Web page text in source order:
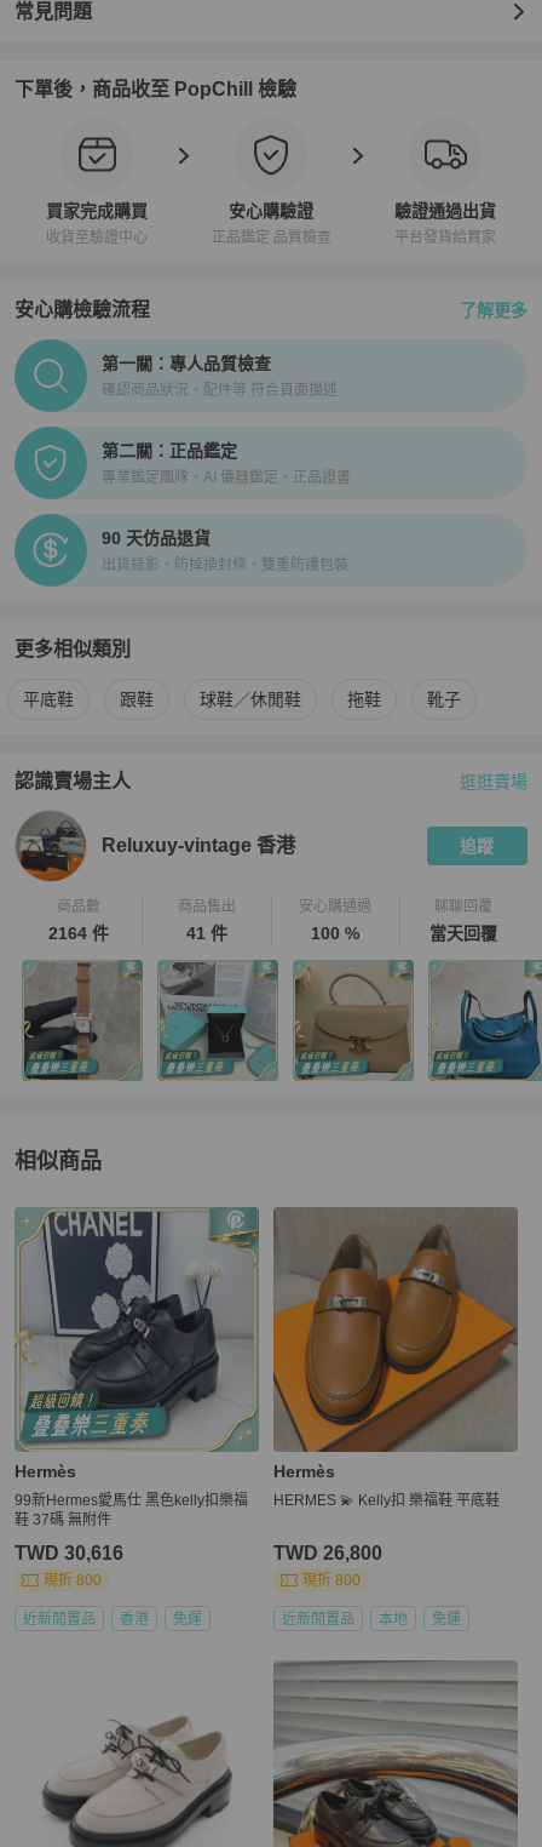
常見問題
下單後，商品收至 PopChill 檢驗
買家完成購買
收貨至驗證中心
安心購驗證
正品鑑定 品質檢查
驗證通過出貨
平台發貨給買家
安心購檢驗流程 了解更多
PopChill拍拍圈正品驗證、安心購檢驗流程介紹
第一關：專人品質檢查
確認商品狀況、配件等 符合頁面描述
第二關：正品鑑定
專業鑑定團隊、AI 儀器鑑定、正品證書
90 天仿品退貨
出貨錄影、防掉換封條、雙重防護包裝
更多相似類別
更多Hermès 女鞋相似商品推薦
平底鞋 跟鞋 球鞋／休閒鞋 拖鞋 靴子
認識賣場主人
PopChill 拍拍圈嚴選賣家
逛逛賣場
Reluxuy-vintage 香港 追蹤
商品數
2164 件
商品售出
41 件
安心購通過
100 %
聊聊回覆
當天回覆
相似商品
更多相似Hermès女鞋推薦精品
Hermès
99新Hermes愛馬仕 黑色kelly扣樂福
鞋 37碼 無附件
TWD 30,616
現折 800
近新閒置品 香港 免運
Hermès
HERMES 💫 Kelly扣 樂福鞋 平底鞋
TWD 26,800
現折 800
近新閒置品 本地 免運